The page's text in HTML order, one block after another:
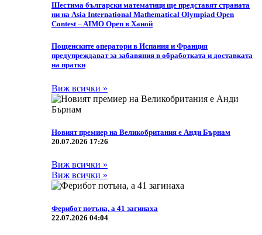
Шестима български математици ще представят страната
ни на Asia International Mathematical Olympiad Open
Contest – AIMO Open в Ханой
Пощенските оператори в Испания и Франция
предупреждават за забавяния в обработката и доставката
на пратки
Виж всички »
Новият премиер на Великобритания е Анди Бърнам
20.07.2026 17:26
Виж всички »
Виж всички »
Ферибот потъна, а 41 загинаха
22.07.2026 04:04